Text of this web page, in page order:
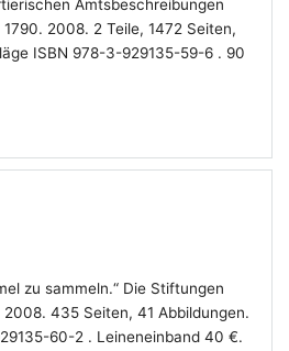
Amtsbeschreibungen
2008. 2 Teile, 1472 Seiten,
ISBN 978-3-929135-59-6 . 90
zu sammeln.“ Die Stiftungen
435 Seiten, 41 Abbildungen.
60-2 . Leineneinband 40 €.